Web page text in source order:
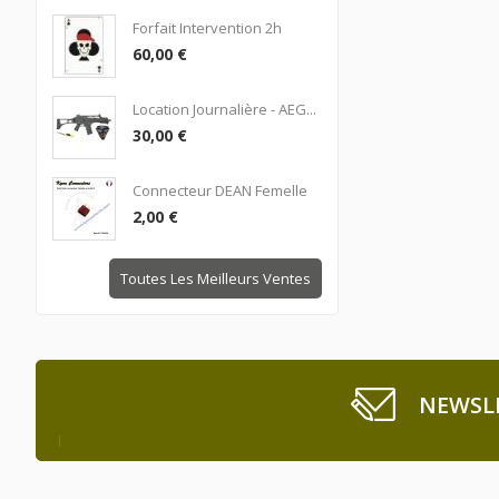
Forfait Intervention 2h
60,00 €
Location Journalière - AEG...
30,00 €
Connecteur DEAN Femelle
2,00 €
Toutes Les Meilleurs Ventes